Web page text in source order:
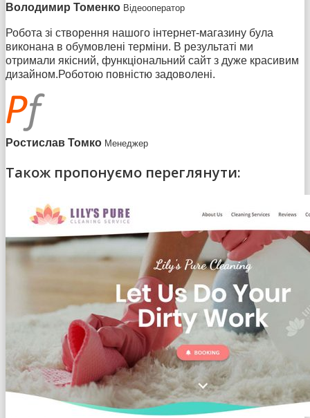
Володимир Томенко Відеооператор
Робота зі створення нашого інтернет-магазину була
виконана в обумовлені терміни. В результаті ми
отримали якісний, функціональний сайт з дуже красивим
дизайном.Роботою повністю задоволені.
Ростислав Томко Менеджер
Також пропонуємо переглянути: